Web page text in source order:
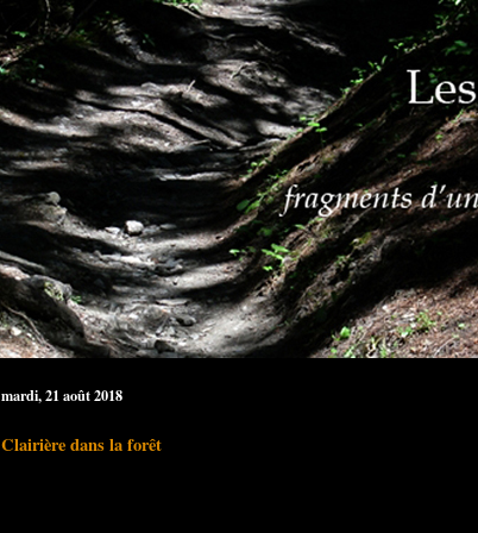
mardi, 21 août 2018
Clairière dans la forêt